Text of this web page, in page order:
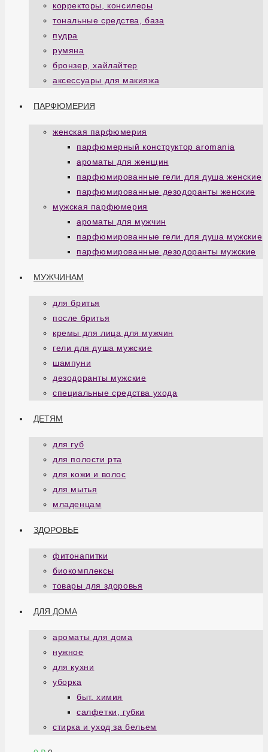
корректоры, консилеры
тональные средства, база
пудра
румяна
бронзер, хайлайтер
аксессуары для макияжа
ПАРФЮМЕРИЯ
женская парфюмерия
парфюмерный конструктор aromania
ароматы для женщин
парфюмированные гели для душа женские
парфюмированные дезодоранты женские
мужская парфюмерия
ароматы для мужчин
парфюмированные гели для душа мужские
парфюмированные дезодоранты мужские
МУЖЧИНАМ
для бритья
после бритья
кремы для лица для мужчин
гели для душа мужские
шампуни
дезодоранты мужские
специальные средства ухода
ДЕТЯМ
для губ
для полости рта
для кожи и волос
для мытья
младенцам
ЗДОРОВЬЕ
фитонапитки
биокомплексы
товары для здоровья
ДЛЯ ДОМА
ароматы для дома
нужное
для кухни
уборка
быт. химия
салфетки, губки
стирка и уход за бельем